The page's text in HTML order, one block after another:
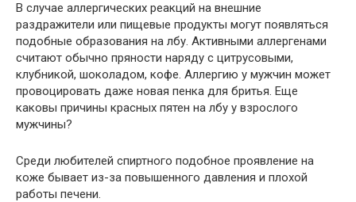
В случае аллергических реакций на внешние
раздражители или пищевые продукты могут появляться
подобные образования на лбу. Активными аллергенами
считают обычно пряности наряду с цитрусовыми,
клубникой, шоколадом, кофе. Аллергию у мужчин может
провоцировать даже новая пенка для бритья. Еще
каковы причины красных пятен на лбу у взрослого
мужчины?
Среди любителей спиртного подобное проявление на
коже бывает из-за повышенного давления и плохой
работы печени.